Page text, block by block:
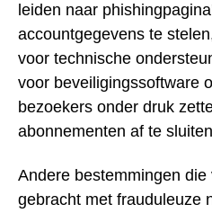
leiden naar
accountgegevens te
voor technische
voor beveiligingssoftware
bezoekers onder druk
abonnementen af te
Andere bestemmingen
gebracht met frauduleuze